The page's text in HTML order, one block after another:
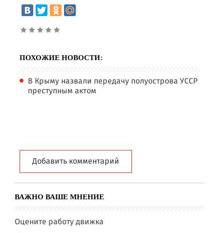
ПОХОЖИЕ НОВОСТИ:
В Крыму назвали передачу полуострова УССР
преступным актом
Добавить комментарий
ВАЖНО ВАШЕ МНЕНИЕ
Оцените работу движка